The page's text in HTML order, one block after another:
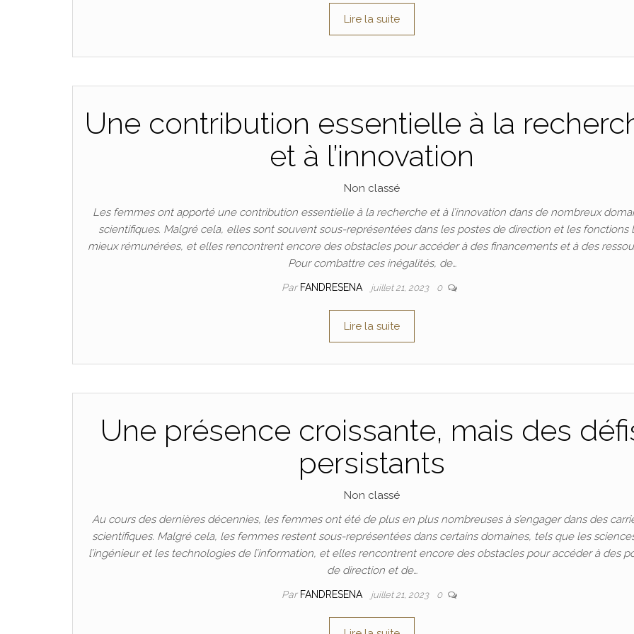
Lire la suite
Une contribution essentielle à la
et à l’innovation
Non classé
Les femmes ont apporté une contribution essentielle à la recherche et à l’innovation dans de nombreux
scientifiques. Malgré cela, elles sont souvent sous-représentées dans les postes de direction et les fonctions
mieux rémunérées, et elles rencontrent encore des obstacles pour accéder à des financements et à des
Pour combattre ces inégalités, de…
Par FANDRESENA juillet 21, 2023 0
Lire la suite
Une présence croissante, mais des
persistants
Non classé
Au cours des dernières décennies, les femmes ont été de plus en plus nombreuses à s’engager dans des
scientifiques. Malgré cela, les femmes restent sous-représentées dans certains domaines, tels que les
l’ingénieur et les technologies de l’information, et elles rencontrent encore des obstacles pour accéder à des
de direction et de…
Par FANDRESENA juillet 21, 2023 0